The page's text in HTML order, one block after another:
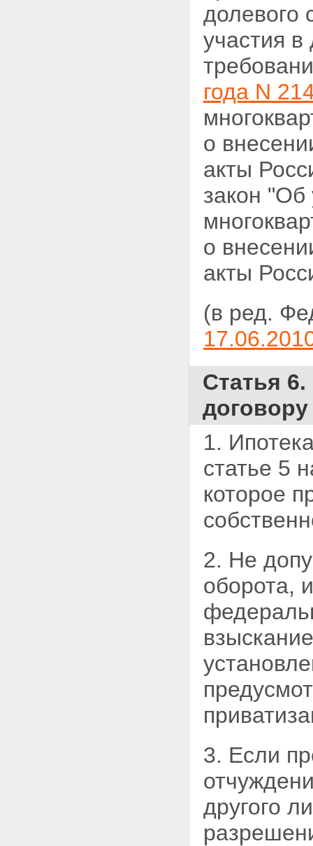
долевого
участия
года N
о
акты
закон "Об
о
акты
(в ред.
Статья
1.
статье 5
которое
2. Не
оборота,
3. Если
другого